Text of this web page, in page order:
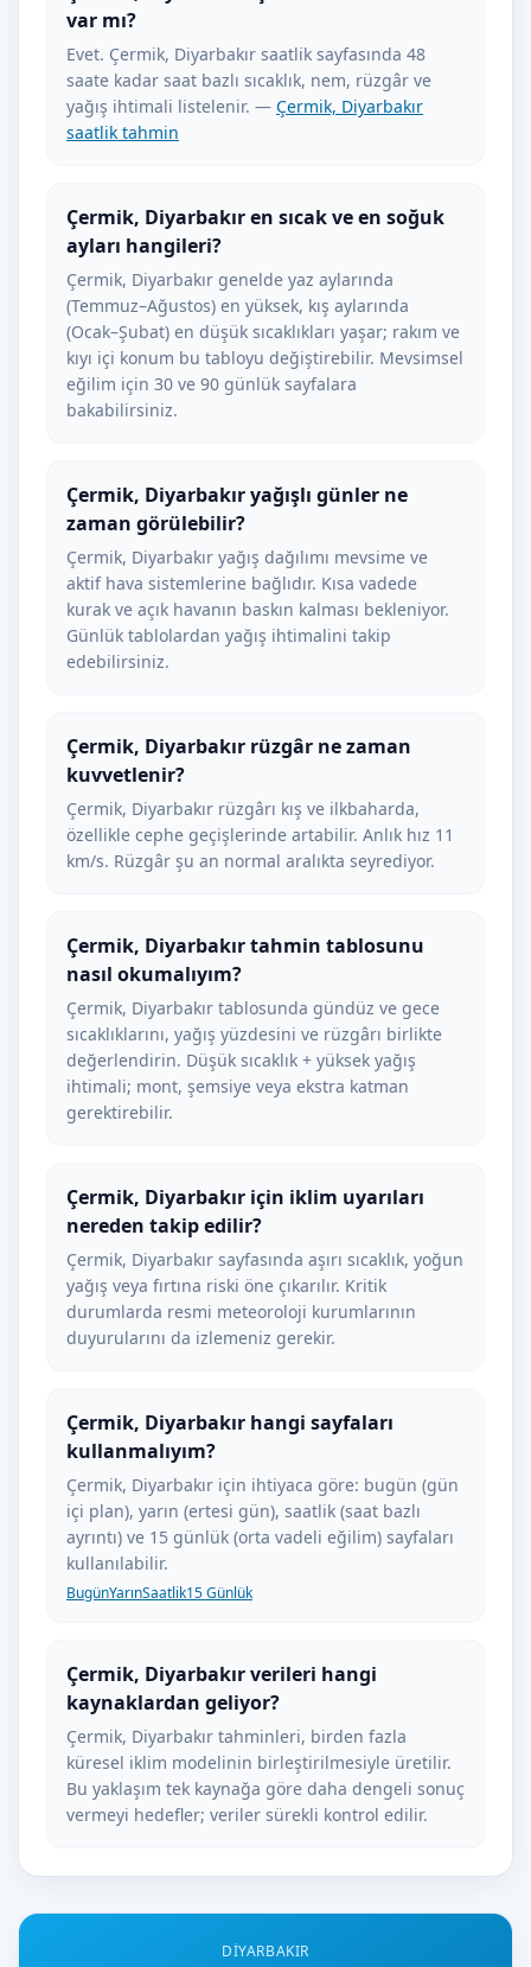
DIYARBAKIR
var mı?
Evet. Çermik, Diyarbakır saatlik sayfasında 48
saate kadar saat bazlı sıcaklık, nem, rüzgâr ve
yağış ihtimali listelenir. — Çermik, Diyarbakır
saatlik tahmin
Çermik, Diyarbakır en sıcak ve en soğuk
ayları hangileri?
Çermik, Diyarbakır genelde yaz aylarında
(Temmuz–Ağustos) en yüksek, kış aylarında
(Ocak–Şubat) en düşük sıcaklıkları yaşar; rakım ve
kıyı içi konum bu tabloyu değiştirebilir. Mevsimsel
eğilim için 30 ve 90 günlük sayfalara
bakabilirsiniz.
Çermik, Diyarbakır yağışlı günler ne
zaman görülebilir?
Çermik, Diyarbakır yağış dağılımı mevsime ve
aktif hava sistemlerine bağlıdır. Kısa vadede
kurak ve açık havanın baskın kalması bekleniyor.
Günlük tablolardan yağış ihtimalini takip
edebilirsiniz.
Çermik, Diyarbakır rüzgâr ne zaman
kuvvetlenir?
Çermik, Diyarbakır rüzgârı kış ve ilkbaharda,
özellikle cephe geçişlerinde artabilir. Anlık hız 11
km/s. Rüzgâr şu an normal aralıkta seyrediyor.
Çermik, Diyarbakır tahmin tablosunu
nasıl okumalıyım?
Çermik, Diyarbakır tablosunda gündüz ve gece
sıcaklıklarını, yağış yüzdesini ve rüzgârı birlikte
değerlendirin. Düşük sıcaklık + yüksek yağış
ihtimali; mont, şemsiye veya ekstra katman
gerektirebilir.
Çermik, Diyarbakır için iklim uyarıları
nereden takip edilir?
Çermik, Diyarbakır sayfasında aşırı sıcaklık, yoğun
yağış veya fırtına riski öne çıkarılır. Kritik
durumlarda resmi meteoroloji kurumlarının
duyurularını da izlemeniz gerekir.
Çermik, Diyarbakır hangi sayfaları
kullanmalıyım?
Çermik, Diyarbakır için ihtiyaca göre: bugün (gün
içi plan), yarın (ertesi gün), saatlik (saat bazlı
ayrıntı) ve 15 günlük (orta vadeli eğilim) sayfaları
kullanılabilir.
BugünYarınSaatlik15 Günlük
Çermik, Diyarbakır verileri hangi
kaynaklardan geliyor?
Çermik, Diyarbakır tahminleri, birden fazla
küresel iklim modelinin birleştirilmesiyle üretilir.
Bu yaklaşım tek kaynağa göre daha dengeli sonuç
vermeyi hedefler; veriler sürekli kontrol edilir.